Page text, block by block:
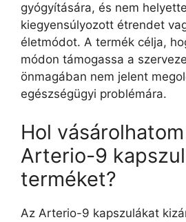
gyógyítására, és nem
kiegyensúlyozott étrendet
életmódot. A termék célja,
módon támogassa a
önmagában nem jelent
egészségügyi problémára.
Hol
Arterio-9
terméket?
Az Arterio-9 kapszulákat